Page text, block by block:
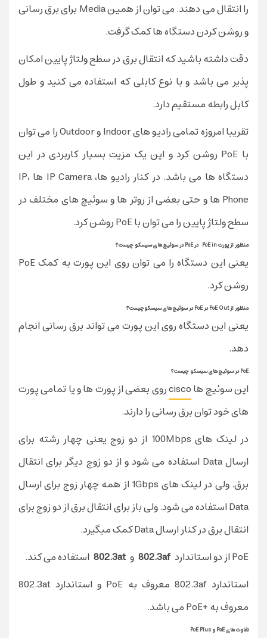
را انتقال می دهند. می توان از همین Media برای برق رسانی
و روشن کردن دستگاه ها کمک گرفت.
دقت داشته باشید که انتقال برق در سطح ولتاژ پایین امکان
پذیر می باشد و با نوع کابلی که استفاده می کنید و طول
کابل رابطه مستقیم دارد.
تقریبا امروزه تمامی رادیو های Indoor و Outdoor را می توان
با PoE روشن کرد و این یک مزیت بسیار کاربردی در این
دستگاه ها می باشد. در کنار رادیو ها، IP Camera ها ،IP
Phone ها و حتی بعضی از روتر ها و سوئیچ های مختلف در
سطح ولتاژ پایین را می توان با PoE روشن کرد.
منظور از پورت PoE in در PoE در سوئیچ های سیسکو چیست؟
یعنی این دستگاه را می توان روی این پورت به کمک PoE
روشن کرد.
منظور از PoE Out در PoE در سوئیچ های سیسکوچیست؟
یعنی این دستگاه روی این پورت می تواند برق رسانی انجام
دهد.
PoE در سوئیچ های سیسکو چیست؟
این سوئیچ هاciscoروی بعضی از پورت ها و یا تمامی پورت
های خود توان برق رسانی را دارند.
در لینک های 100Mbps از دو زوج یعنی چهار رشته برای
ارسال Data استفاده می شود و از دو زوج دیگر برای انتقال
برق. ولی در لینک های 1Gbps از همه چهار زوج برای ارسال
Data استفاده می شود. ولی باز برای انتقال برق از دو زوج برای
انتقال برق در کنار ارسال Data کمک میگیرد.
PoE از دو استاندارد
802.3af و 802.3at استفاده می کند.
استاندارد 802.3af معروف به PoE و استاندارد 802.3at
معروف به +PoE می باشد.
تفاوت های PoE و PoE Plus